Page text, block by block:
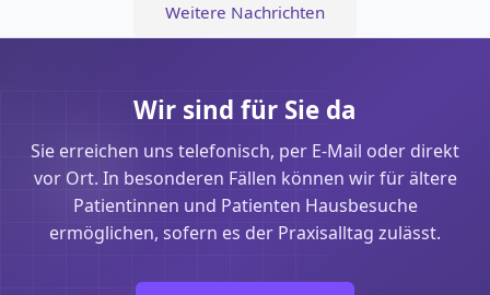
Weitere Nachrichten
Wir sind für Sie da
Sie erreichen uns telefonisch, per E-Mail oder direkt
vor Ort. In besonderen Fällen können wir für ältere
Patientinnen und Patienten Hausbesuche
ermöglichen, sofern es der Praxisalltag zulässt.